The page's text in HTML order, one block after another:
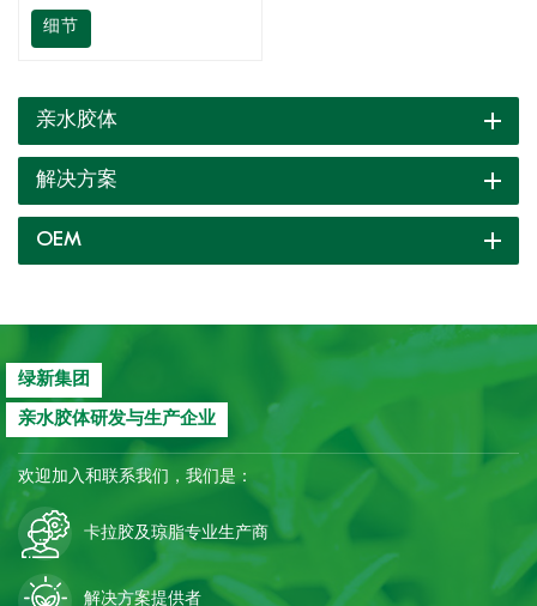
取的魔芋粉、卡拉胶与其它协
同增效作用的天然胶体复配而
制品 Q 弹性、耐咀嚼、提高
渣、耐煮、抗冻融；经冷冻，
制品增脆显著，提升品质，降
低成本。
细节
亲水胶体
解决方案
OEM
绿新集团
亲水胶体研发与生产企业
欢迎加入和联系我们，我们是：
卡拉胶及琼脂专业生产商
解决方案提供者